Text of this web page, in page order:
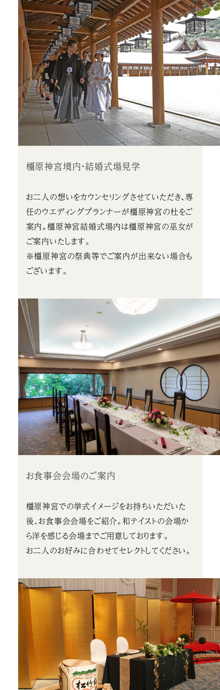
橿原神宮境内・結婚式場見学
お二人の想いをカウンセリングさせていただき、専
任のウエディングプランナーが橿原神宮の杜をご
案内。橿原神宮結婚式場内は橿原神宮の巫女が
ご案内いたします。
※橿原神宮の祭典等でご案内が出来ない場合も
ございます。
お食事会会場のご案内
橿原神宮での挙式イメージをお持ちいただいた
後、お食事会会場をご紹介。和テイストの会場か
ら洋を感じる会場までご用意しております。
お二人のお好みに合わせてセレクトしてください。